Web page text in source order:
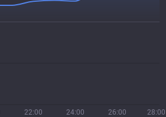
22:00 24:00 26:00 28:00